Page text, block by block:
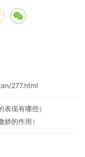
277.html
现有哪些）
的作用）